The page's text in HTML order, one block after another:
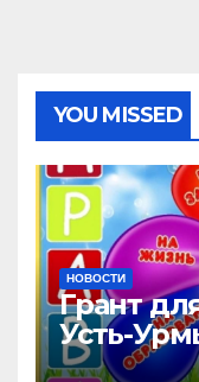
YOU MISSED
НОВОСТИ
Грант
Усть-